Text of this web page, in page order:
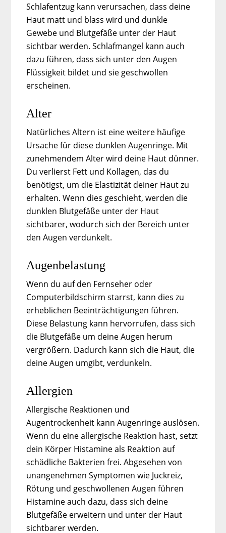
Schlafentzug kann verursachen, dass deine
Haut matt und blass wird und dunkle
Gewebe und Blutgefäße unter der Haut
sichtbar werden. Schlafmangel kann auch
dazu führen, dass sich unter den Augen
Flüssigkeit bildet und sie geschwollen
erscheinen.
Alter
Natürliches Altern ist eine weitere häufige
Ursache für diese dunklen Augenringe. Mit
zunehmendem Alter wird deine Haut dünner.
Du verlierst Fett und Kollagen, das du
benötigst, um die Elastizität deiner Haut zu
erhalten. Wenn dies geschieht, werden die
dunklen Blutgefäße unter der Haut
sichtbarer, wodurch sich der Bereich unter
den Augen verdunkelt.
Augenbelastung
Wenn du auf den Fernseher oder
Computerbildschirm starrst, kann dies zu
erheblichen Beeinträchtigungen führen.
Diese Belastung kann hervorrufen, dass sich
die Blutgefäße um deine Augen herum
vergrößern. Dadurch kann sich die Haut, die
deine Augen umgibt, verdunkeln.
Allergien
Allergische Reaktionen und
Augentrockenheit kann Augenringe auslösen.
Wenn du eine allergische Reaktion hast, setzt
dein Körper Histamine als Reaktion auf
schädliche Bakterien frei. Abgesehen von
unangenehmen Symptomen wie Juckreiz,
Rötung und geschwollenen Augen führen
Histamine auch dazu, dass sich deine
Blutgefäße erweitern und unter der Haut
sichtbarer werden.